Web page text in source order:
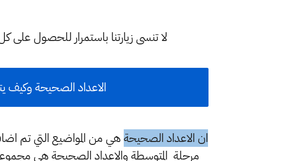
لا تنسى زيارتنا باستمرار للحصول
الاعداد الصحيحة وكيف
ان الاعداد الصحيحةهي من المواضيع التي تم